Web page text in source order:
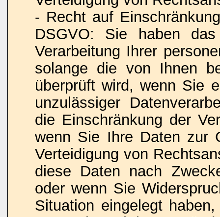
- Recht auf
DSGVO: Sie haben
Verarbeitung Ihrer
solange die von Ihnen
überprüft wird, wenn Sie
unzulässiger
die Einschränkung der
wenn Sie Ihre Daten zur
Verteidigung von
diese Daten nach
oder wenn Sie
Situation eingelegt